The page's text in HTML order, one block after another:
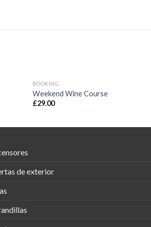
BOOKING
Weekend Wine Course
£29.00
de exterior